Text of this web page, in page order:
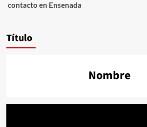
contacto en Ensenada
Título
Nombre